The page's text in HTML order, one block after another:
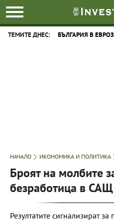
ТЕМИТЕ ДНЕС: БЪЛГАРИЯ В
НАЧАЛО ИКОНОМИКА И ПОЛИТИКА
Броят на молбите
безработица в САЩ
Резултатите сигнализират